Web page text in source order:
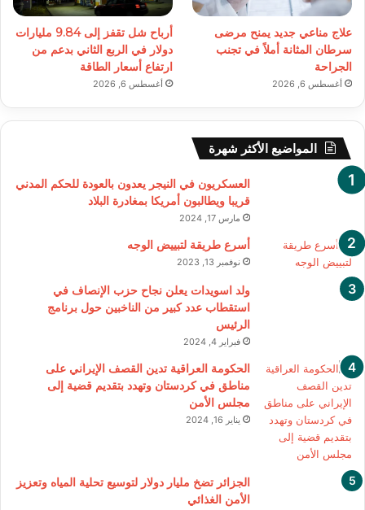
علاج مناعي جديد يمنح مرضى
سرطان المثانة أملاً في تجنب
الجراحة
أغسطس 6, 2026
أرباح شل تقفز إلى 9.84 مليارات
دولار في الربع الثاني بدعم من
ارتفاع أسعار الطاقة
أغسطس 6, 2026
المواضيع الأكثر شهرة
العسكريون في النيجر يعدون بالعودة للحكم المدني
قريبا ويطالبون أمريكا بمغادرة البلاد
مارس 17, 2024
أسرع طريقة لتبييض الوجه
نوفمبر 13, 2023
ولد اسويدات يعلن نجاح حزب الإنصاف في
استقطاب عدد كبير من الناخبين حول برنامج
الرئيس
فبراير 4, 2024
الحكومة العراقية تدين القصف الإيراني على
مناطق في كردستان وتهدد بتقديم قضية إلى
مجلس الأمن
يناير 16, 2024
الجزائر تضخ مليار دولار لتوسيع تحلية المياه وتعزيز
الأمن الغذائي